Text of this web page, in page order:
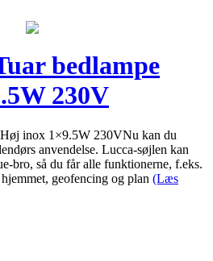
bedlampe
230V
inox 1×9.5W 230VNu kan du
anvendelse. Lucca-søjlen kan
bro, så du får alle funktionerne, f.eks.
geofencing og plan (Læs